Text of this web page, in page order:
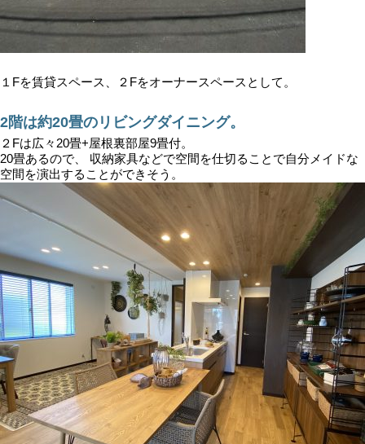
１Fを賃貸スペース、２Fをオーナースペースとして。
2階は約20畳のリビングダイニング。
２Fは広々20畳+屋根裏部屋9畳付。
20畳あるので、 収納家具などで空間を仕切ることで自分メイドな
空間を演出することができそう。